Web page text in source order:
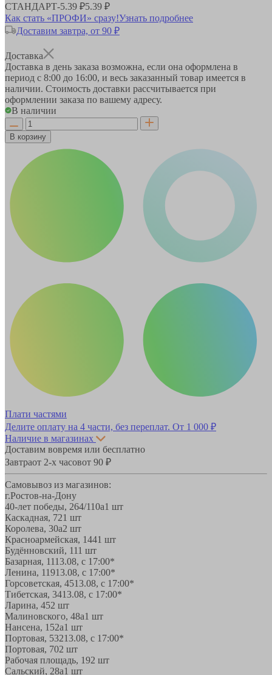
СТАНДАРТ-5.39 ₽5.39 ₽
Как стать «ПРОФИ» сразу!Узнать подробнее
Доставим завтра, от 90 ₽
Доставка
Доставка в день заказа возможна, если она оформлена в
период с 8:00 до 16:00, и весь заказанный товар имеется в
наличии. Стоимость доставки рассчитывается при
оформлении заказа по вашему адресу.
В наличии
В корзину
Плати частями
Делите оплату на 4 части, без переплат. От 1 000 ₽
Наличие в магазинах
Доставим вовремя или бесплатно
Завтраот 2-х часовот 90 ₽
Самовывоз из магазинов:
г.Ростов-на-Дону
40-лет победы, 264/110а1 шт
Каскадная, 721 шт
Королева, 30а2 шт
Красноармейская, 1441 шт
Будённовский, 111 шт
Базарная, 1113.08, с 17:00*
Ленина, 11913.08, с 17:00*
Горсоветская, 4513.08, с 17:00*
Тибетская, 3413.08, с 17:00*
Ларина, 452 шт
Малиновского, 48а1 шт
Нансена, 152а1 шт
Портовая, 53213.08, с 17:00*
Портовая, 702 шт
Рабочая площадь, 192 шт
Сальский, 28a1 шт